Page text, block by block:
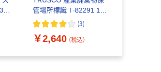
管場所標識 T-82291 1枚
374-7506
(3)
￥2,640 （税込）